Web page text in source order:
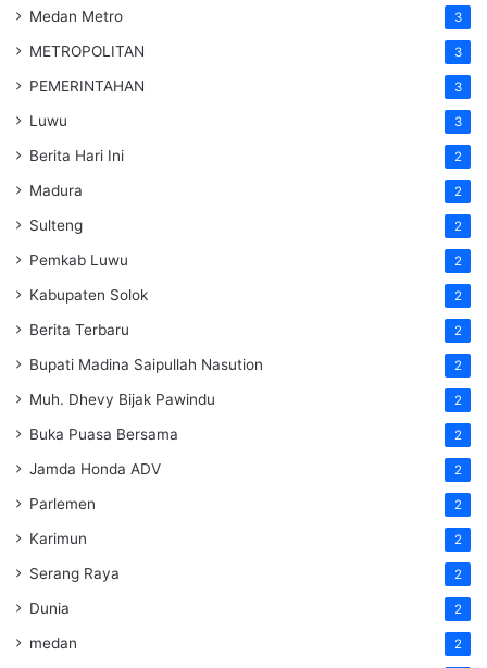
Medan Metro 3
METROPOLITAN 3
PEMERINTAHAN 3
Luwu 3
Berita Hari Ini 2
Madura 2
Sulteng 2
Pemkab Luwu 2
Kabupaten Solok 2
Berita Terbaru 2
Bupati Madina Saipullah Nasution 2
Muh. Dhevy Bijak Pawindu 2
Buka Puasa Bersama 2
Jamda Honda ADV 2
Parlemen 2
Karimun 2
Serang Raya 2
Dunia 2
medan 2